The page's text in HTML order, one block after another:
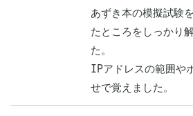
あずき本の模擬試験
たところをしっかり
た。
IPアドレスの範囲や
せで覚えました。